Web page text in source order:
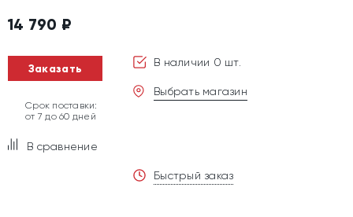
14 790 ₽
Заказать
Срок поставки:
от 7 до 60 дней
В сравнение
В наличии 0 шт.
Выбрать магазин
Быстрый заказ